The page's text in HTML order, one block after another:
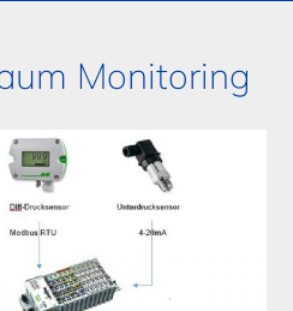
Monitoring